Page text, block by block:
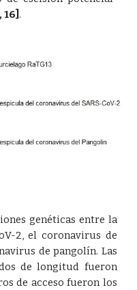
,16] .
genéticas entre la
2, el coronavirus de
de pangolín. Las
de longitud fueron
de acceso fueron los